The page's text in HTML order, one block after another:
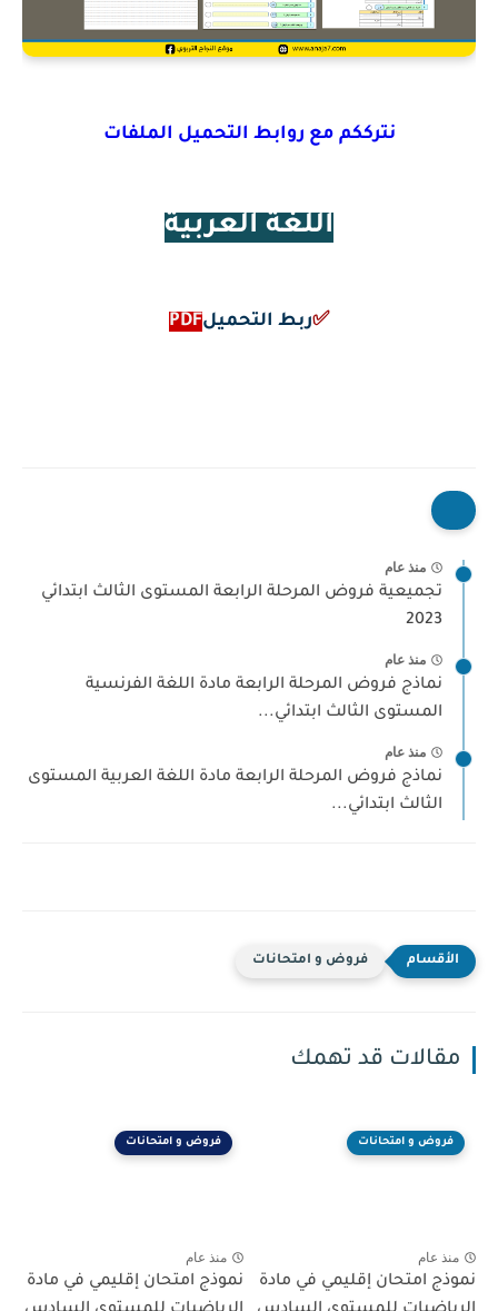
نترككم مع روابط التحميل الملفات
اللغة العربية
✅ربط التحميلPDF
منذ عام
تجميعية فروض المرحلة الرابعة المستوى الثالث ابتدائي
2023
منذ عام
نماذج فروض المرحلة الرابعة مادة اللغة الفرنسية
المستوى الثالث ابتدائي...
منذ عام
نماذج فروض المرحلة الرابعة مادة اللغة العربية المستوى
الثالث ابتدائي...
فروض و امتحانات
مقالات قد تهمك
فروض و امتحانات
منذ عام
نموذج امتحان إقليمي في مادة
فروض و امتحانات
منذ عام
نموذج امتحان إقليمي في مادة